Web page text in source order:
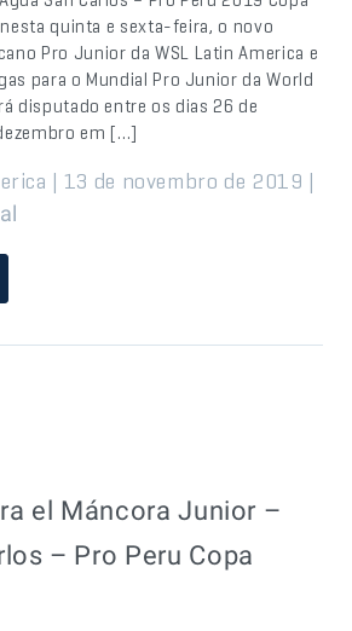
quinta e sexta-feira, o novo
Pro Junior da WSL Latin America e
para o Mundial Pro Junior da World
disputado entre os dias 26 de
em […]
| 13 de novembro de 2019 |
el Máncora Junior –
– Pro Peru Copa